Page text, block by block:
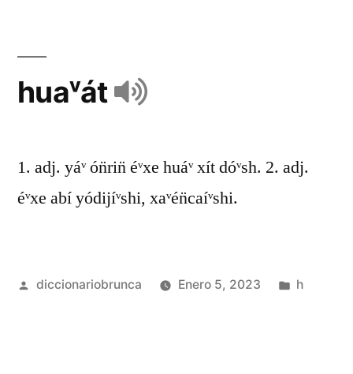
huaᵛát
1. adj. yáᵛ ón̈rin̈ éᵛxe huáᵛ xít dóᵛsh. 2. adj.
éᵛxe abí yódijíᵛshi, xaᵛén̈caíᵛshi.
diccionariobrunca Enero 5, 2023 h